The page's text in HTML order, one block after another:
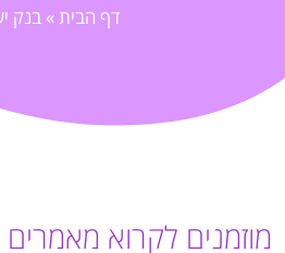
דף הבית»בנק
מוזמנים לקרוא